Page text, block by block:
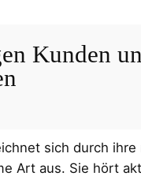
Kunden
sich durch ihre
Art aus. Sie hört